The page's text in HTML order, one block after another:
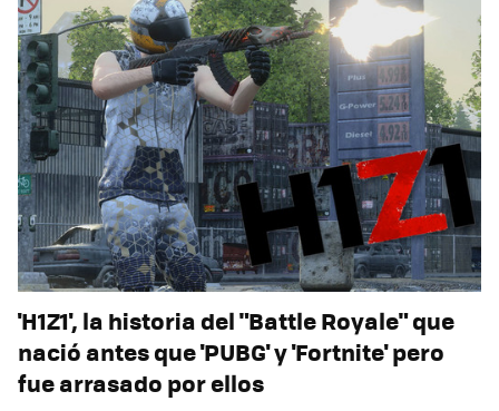
'H1Z1', la historia del "Battle Royale" que
nació antes que 'PUBG' y 'Fortnite' pero
fue arrasado por ellos